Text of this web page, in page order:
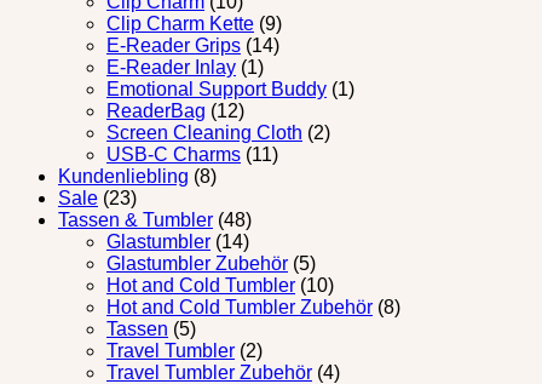
Clip Charm Kette (9)
E-Reader Grips (14)
E-Reader Inlay (1)
Emotional Support Buddy (1)
ReaderBag (12)
Screen Cleaning Cloth (2)
USB-C Charms (11)
Kundenliebling (8)
Sale (23)
Tassen & Tumbler (48)
Glastumbler (14)
Glastumbler Zubehör (5)
Hot and Cold Tumbler (10)
Hot and Cold Tumbler Zubehör (8)
Tassen (5)
Travel Tumbler (2)
Travel Tumbler Zubehör (4)